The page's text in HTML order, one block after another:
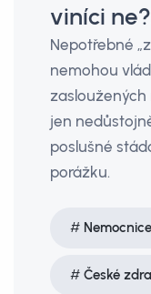
viníci
Nepotřebné
nemohou
zasloužených
jen
poslušné
porážku.
České